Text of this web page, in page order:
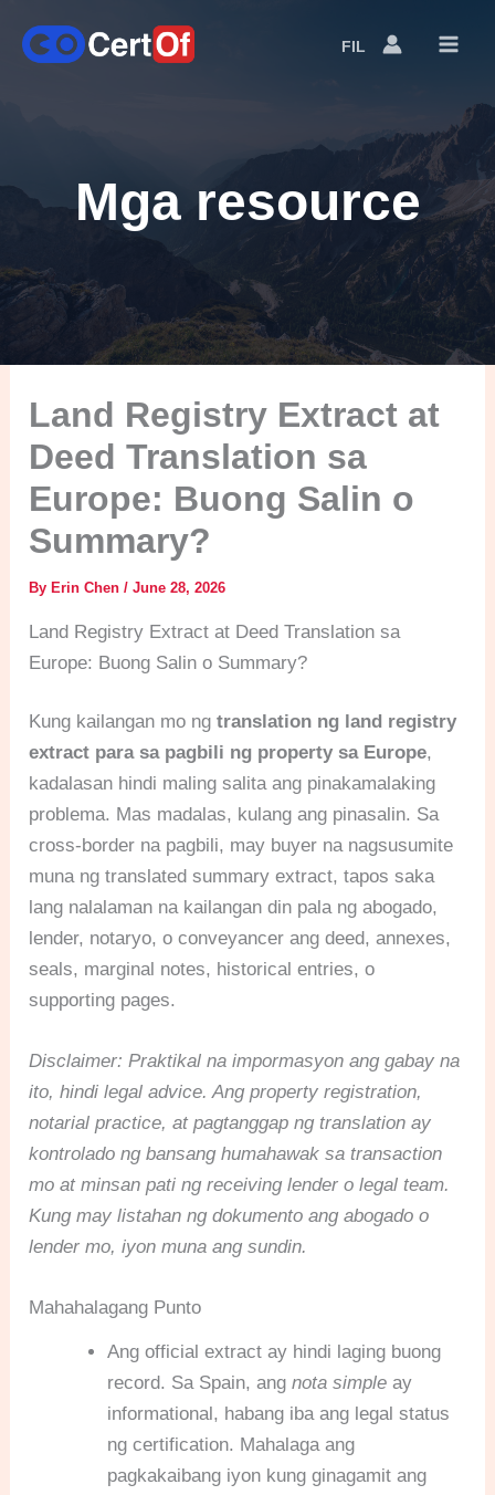
FILLanguage
Mga resource
Land Registry Extract at
Deed Translation sa
Europe: Buong Salin o
Summary?
ByErin Chen/June 28, 2026
Land Registry Extract at Deed Translation sa
Europe: Buong Salin o Summary?
Kung kailangan mo ngtranslation ng land registry
extract para sa pagbili ng property sa Europe,
kadalasan hindi maling salita ang pinakamalaking
problema. Mas madalas, kulang ang pinasalin. Sa
cross-border na pagbili, may buyer na nagsusumite
muna ng translated summary extract, tapos saka
lang nalalaman na kailangan din pala ng abogado,
lender, notaryo, o conveyancer ang deed, annexes,
seals, marginal notes, historical entries, o
supporting pages.
Disclaimer: Praktikal na impormasyon ang gabay na
ito, hindi legal advice. Ang property registration,
notarial practice, at pagtanggap ng translation ay
kontrolado ng bansang humahawak sa transaction
mo at minsan pati ng receiving lender o legal team.
Kung may listahan ng dokumento ang abogado o
lender mo, iyon muna ang sundin.
Mahahalagang Punto
Ang official extract ay hindi laging buong
record. Sa Spain, angnota simple ay
informational, habang iba ang legal status
ng certification. Mahalaga ang
pagkakaibang iyon kung ginagamit ang